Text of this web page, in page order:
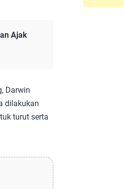
Ajak
Darwin
dilakukan
turut serta